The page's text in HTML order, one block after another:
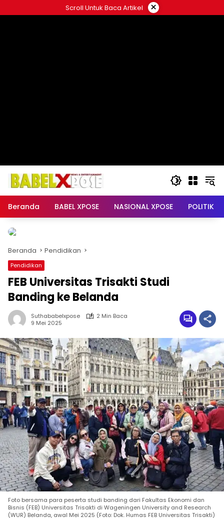
ke
Scroll Untuk Baca Artikel ×
Beranda BABEL XPOSE NASIONAL XPOSE POLITIK
FEB Universitas Trisakti Studi
Banding ke Belanda
9 Mei 2025
Foto bersama para peserta studi banding dari Fakultas Ekonomi dan
Bisnis (FEB) Universitas Trisakti di Wageningen University and Research
(WUR) Belanda, awal Mei 2025 (Foto: Dok. Humas FEB Universitas Trisakti)